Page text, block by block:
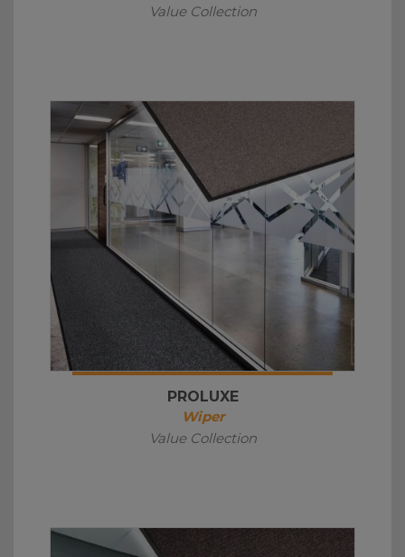
Value Collection
PROLUXE
Wiper
Value Collection